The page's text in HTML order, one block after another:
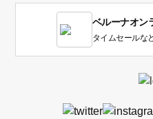
い
ベルーナオン
タイムセールな